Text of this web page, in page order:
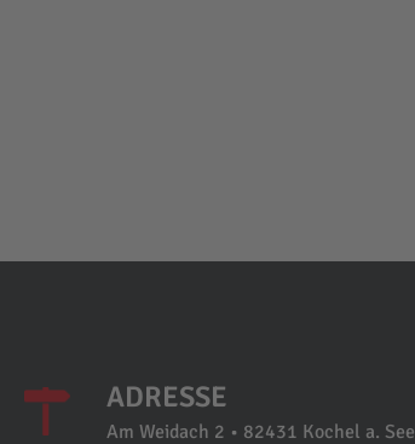
ADRESSE
Am Weidach 2 • 82431 Kochel a. See